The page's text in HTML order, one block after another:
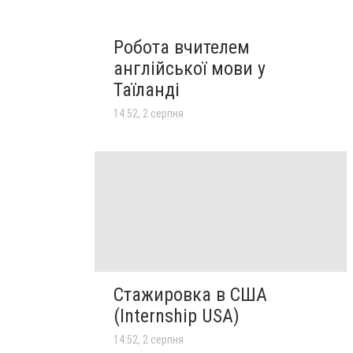
Робота вчителем
англійської мови у
Таїланді
14:52, 2 серпня
Стажировка в США
(Internship USA)
14:52, 2 серпня